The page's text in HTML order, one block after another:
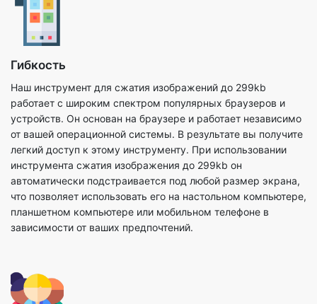
Гибкость
работает с широким спектром популярных браузеров и
устройств. Он основан на браузере и работает независимо
легкий доступ к этому инструменту. При использовании
инструмента сжатия изображения до 299kb он
автоматически подстраивается под любой размер экрана,
что позволяет использовать его на настольном компьютере,
планшетном компьютере или мобильном телефоне в
зависимости от ваших предпочтений.
Удобный для пользователя